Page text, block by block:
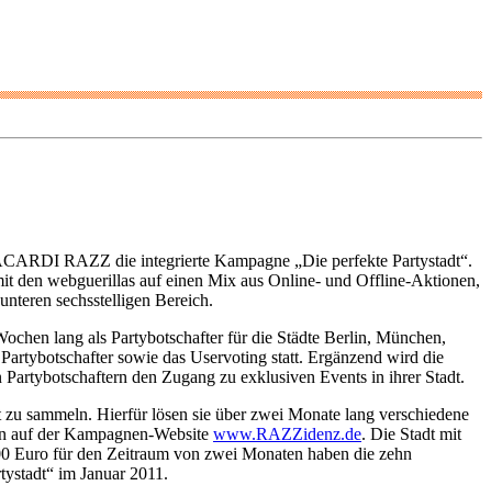
RAZZ die integrierte Kampagne „Die perfekte Partystadt“.
den webguerillas auf einen Mix aus Online- und Offline-Aktionen,
sechsstelligen Bereich.
lang als Partybotschafter für die Städte Berlin, München,
sowie das Uservoting statt. Ergänzend wird die
den Zugang zu exklusiven Events in ihrer Stadt.
sammeln. Hierfür lösen sie über zwei Monate lang verschiedene
auf der Kampagnen-Website www.RAZZidenz.de. Die Stadt mit
Euro für den Zeitraum von zwei Monaten haben die zehn
im Januar 2011.